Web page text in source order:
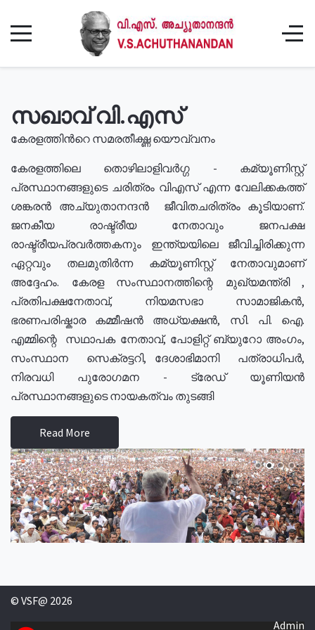
സഖാവ് വി.എസ്
കേരളത്തിൻറെ സമരതീക്ഷ്ണ യൌവ്വനം
കേരളത്തിലെ തൊഴിലാളിവർഗ്ഗ - കമ്യൂണിസ്റ്റ്
പ്രസ്ഥാനങ്ങളുടെ ചരിത്രം വിഎസ് എന്ന വേലിക്കകത്ത്
ശങ്കരൻ അച്യുതാനന്ദൻ ജീവിതചരിത്രം കൂടിയാണ്.
ജനകീയ രാഷ്ട്രീയ നേതാവും ജനപക്ഷ
രാഷ്ട്രീയപ്രവർത്തകനും ഇന്ത്യയിലെ ജീവിച്ചിരിക്കുന്ന
ഏറ്റവും തലമുതിർന്ന കമ്യൂണിസ്റ്റ് നേതാവുമാണ്
അദ്ദേഹം. കേരള സംസ്ഥാനത്തിന്റെ മുഖ്യമന്ത്രി ,
പ്രതിപക്ഷനേതാവ്, നിയമസഭാ സാമാജികൻ,
ഭരണപരിഷ്കാര കമ്മീഷൻ അധ്യക്ഷൻ, സി. പി. ഐ.
എമ്മിന്റെ സഥാപക നേതാവ്, പോളിറ്റ് ബ്യുറോ അംഗം,
സംസ്ഥാന സെക്രട്ടറി, ദേശാഭിമാനി പത്രാധിപർ,
നിരവധി പുരോഗമന - ട്രേഡ് യൂണിയൻ
പ്രസ്ഥാനങ്ങളുടെ നായകത്വം തുടങ്ങി
Read More
© VSF@ 2026
Admin